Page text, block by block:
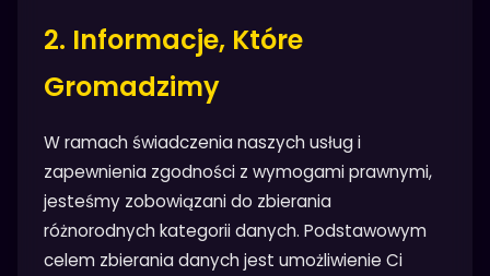
2. Informacje, Które
Gromadzimy
W ramach świadczenia naszych usług i
zapewnienia zgodności z wymogami prawnymi,
jesteśmy zobowiązani do zbierania
różnorodnych kategorii danych. Podstawowym
celem zbierania danych jest umożliwienie Ci